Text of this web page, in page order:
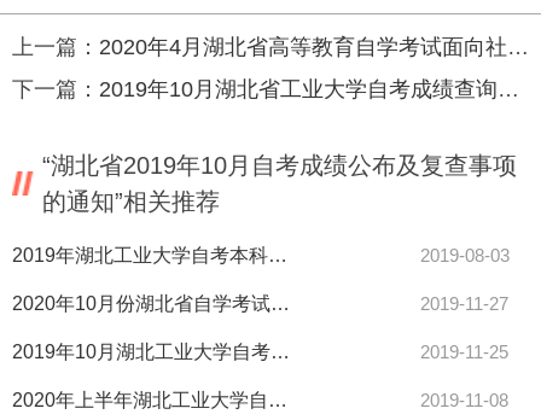
上一篇： 2020年4月湖北省高等教育自学考试面向社会开考专业报考简章
下一篇： 2019年10月湖北省工业大学自考成绩查询入口
“湖北省2019年10月自考成绩公布及复查事项
的通知”相关推荐
2019年湖北工业大学自考本科考前考生须知 2019-08-03
2020年10月份湖北省自学考试面向学校开考专业教材大纲及使用情况 2019-11-27
2019年10月湖北工业大学自考违规处理结果查询入口 2019-11-25
2020年上半年湖北工业大学自考现场确认 2019-11-08